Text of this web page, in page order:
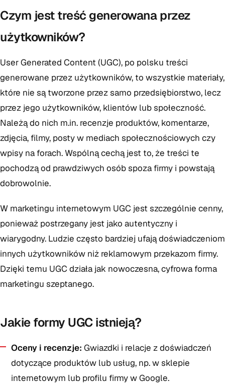
Czym jest treść generowana przez
użytkowników?
User Generated Content (UGC), po polsku treści
generowane przez użytkowników, to wszystkie materiały,
które nie są tworzone przez samo przedsiębiorstwo, lecz
przez jego użytkowników, klientów lub społeczność.
Należą do nich m.in. recenzje produktów, komentarze,
zdjęcia, filmy, posty w mediach społecznościowych czy
wpisy na forach. Wspólną cechą jest to, że treści te
pochodzą od prawdziwych osób spoza firmy i powstają
dobrowolnie.
W marketingu internetowym UGC jest szczególnie cenny,
ponieważ postrzegany jest jako autentyczny i
wiarygodny. Ludzie często bardziej ufają doświadczeniom
innych użytkowników niż reklamowym przekazom firmy.
Dzięki temu UGC działa jak nowoczesna, cyfrowa forma
marketingu szeptanego.
Jakie formy UGC istnieją?
Oceny i recenzje: Gwiazdki i relacje z doświadczeń
dotyczące produktów lub usług, np. w sklepie
internetowym lub profilu firmy w Google.